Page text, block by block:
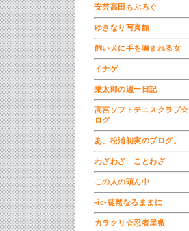
安芸高田もぶろぐ
ゆきなり写真館
飼い犬に手を噛まれる女
イナゲ
乗太郎の週一日記
高宮ソフトテニスクラブ☆
ログ
あ、松浦初実のブログ。
わざわざ ことわざ
この人の頭ん中
-ic-徒然なるままに
カラクリ☆忍者屋敷